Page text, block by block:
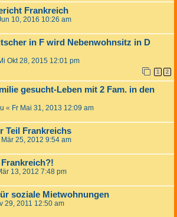
Frankreich
10, 2016 10:26 am
in F wird Nebenwohnsitz in D
Okt 28, 2015 12:01 pm
1 2
gesucht-Leben mit 2 Fam. in den
« Fr Mai 31, 2013 12:09 am
Teil Frankreichs
25, 2012 9:54 am
13, 2012 7:48 pm
soziale Mietwohnungen
29, 2011 12:50 am